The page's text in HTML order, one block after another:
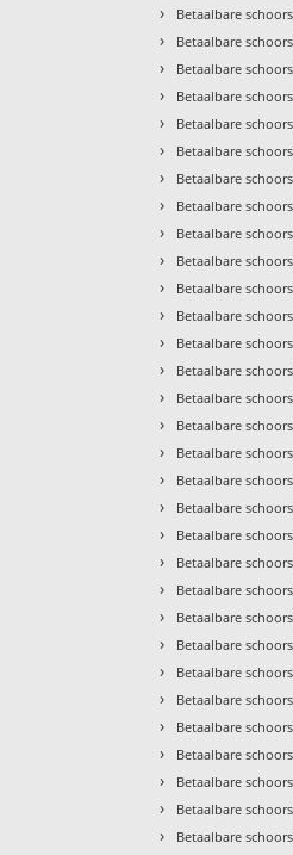
› Betaalbare
› Betaalbare
› Betaalbare
› Betaalbare
› Betaalbare
› Betaalbare
› Betaalbare
› Betaalbare
› Betaalbare
› Betaalbare
› Betaalbare
› Betaalbare
› Betaalbare
› Betaalbare
› Betaalbare
› Betaalbare
› Betaalbare
› Betaalbare
› Betaalbare
› Betaalbare
› Betaalbare
› Betaalbare
› Betaalbare
› Betaalbare
› Betaalbare
› Betaalbare
› Betaalbare
› Betaalbare
› Betaalbare
› Betaalbare
› Betaalbare